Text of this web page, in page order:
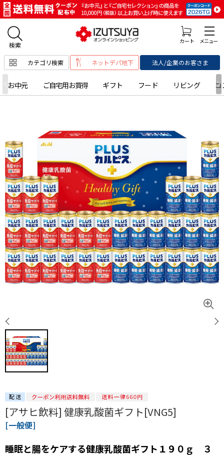
カテゴリ検索 ネットデパ地下 法人/企業のお客さま
お中元 ご自宅用お買得 ギフト フード リビング コ
[アサヒ飲料] 健康乳酸菌ギフト[VNG5]
[一般便]
睡眠と腸をケアする健康乳酸菌ギフト１９０ｇ ３